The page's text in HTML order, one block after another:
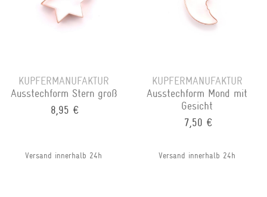
KUPFERMANUFAKTUR
Ausstechform Stern groß
8,95 €
Versand innerhalb 24h
KUPFERMANUFAKTUR
Ausstechform Mond mit
Gesicht
7,50 €
Versand innerhalb 24h